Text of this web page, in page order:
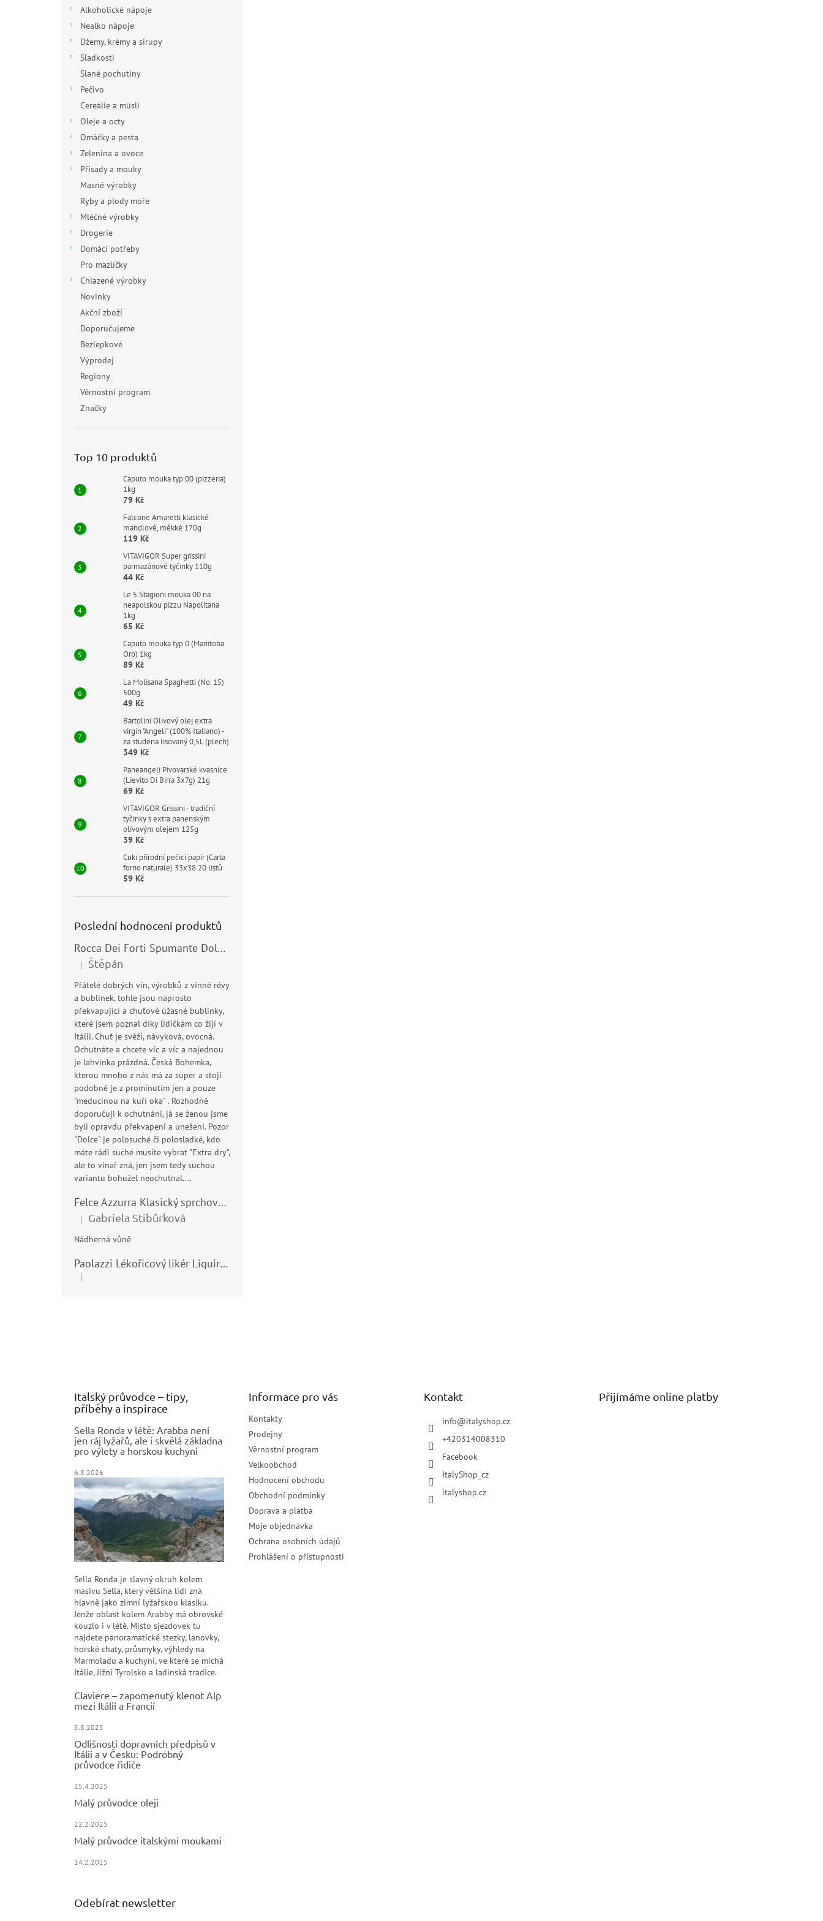
Alkoholické nápoje
Nealko nápoje
Džemy, krémy a sirupy
Sladkosti
Slané pochutiny
Pečivo
Cereálie a müsli
Oleje a octy
Omáčky a pesta
Zelenina a ovoce
Přísady a mouky
Masné výrobky
Ryby a plody moře
Mléčné výrobky
Drogerie
Domácí potřeby
Pro mazlíčky
Chlazené výrobky
Novinky
Akční zboží
Doporučujeme
Bezlepkové
Výprodej
Regiony
Věrnostní program
Značky
Top 10 produktů
Caputo mouka typ 00 (pizzeria)
1kg
79 Kč
Falcone Amaretti klasické
mandlové, měkké 170g
119 Kč
VITAVIGOR Super grissini
parmazánové tyčinky 110g
44 Kč
Le 5 Stagioni mouka 00 na
neapolskou pizzu Napolitana
1kg
65 Kč
Caputo mouka typ 0 (Manitoba
Oro) 1kg
89 Kč
La Molisana Spaghetti (No. 15)
500g
49 Kč
Bartolini Olivový olej extra
virgin "Angeli" (100% Italiano) -
za studena lisovaný 0,5L (plech)
349 Kč
Paneangeli Pivovarské kvasnice
(Lievito Di Birra 3x7g) 21g
69 Kč
VITAVIGOR Grissini - tradiční
tyčinky s extra panenským
olivovým olejem 125g
39 Kč
Cuki přírodní pečicí papír (Carta
forno naturale) 33x38 20 listů
59 Kč
Poslední hodnocení produktů
Rocca Dei Forti Spumante Dolce 11,5% 0,75l
Hodnocení produktu je 5 z 5 hvězdiček.
| Štěpán
Přátelé dobrých vín, výrobků z vinné révy
a bublinek, tohle jsou naprosto
překvapující a chuťově úžasné bublinky,
které jsem poznal díky lidičkám co žijí v
Itálii. Chuť je svěží, návyková, ovocná.
Ochutnáte a chcete víc a víc a najednou
je lahvinka prázdná. Česká Bohemka,
kterou mnoho z nás má za super a stojí
podobně je z prominutím jen a pouze
"meducínou na kuří oka" . Rozhodně
doporučuji k ochutnání, já se ženou jsme
byli opravdu překvapeni a unešeni. Pozor
"Dolce" je polosuché či polosladké, kdo
máte rádi suché musíte vybrat "Extra dry",
ale to vinař zná, jen jsem tedy suchou
variantu bohužel neochutnal....
Felce Azzurra Klasický sprchový gel - doccia gel 400ml
Hodnocení produktu je 5 z 5 hvězdiček.
| Gabriela Stibůrková
Nádherná vůně
Paolazzi Lékořicový likér Liquirizia 24% 0,7L
Hodnocení produktu je 5 z 5 hvězdiček.
|
Italský průvodce – tipy,
příběhy a inspirace
Sella Ronda v létě: Arabba není
jen ráj lyžařů, ale i skvělá základna
pro výlety a horskou kuchyni
6.8.2026
Sella Ronda je slavný okruh kolem
masivu Sella, který většina lidí zná
hlavně jako zimní lyžařskou klasiku.
Jenže oblast kolem Arabby má obrovské
kouzlo i v létě. Místo sjezdovek tu
najdete panoramatické stezky, lanovky,
horské chaty, průsmyky, výhledy na
Marmoladu a kuchyni, ve které se míchá
Itálie, Jižní Tyrolsko a ladinská tradice.
Claviere – zapomenutý klenot Alp
mezi Itálií a Francií
5.8.2025
Odlišnosti dopravních předpisů v
Itálii a v Česku: Podrobný
průvodce řidiče
25.4.2025
Malý průvodce oleji
22.2.2025
Malý průvodce italskými moukami
14.2.2025
Informace pro vás
Kontakty
Prodejny
Věrnostní program
Velkoobchod
Hodnocení obchodu
Obchodní podmínky
Doprava a platba
Moje objednávka
Ochrana osobních údajů
Prohlášení o přístupnosti
Kontakt
info@italyshop.cz
+420314008310
Facebook
ItalyShop_cz
italyshop.cz
Přijímáme online platby
Odebírat newsletter